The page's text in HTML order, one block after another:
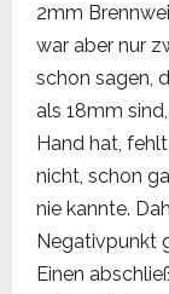
2mm
war aber nur
schon sagen,
als 18mm
Hand hat,
nicht, schon
nie kannte.
Negativpunkt
Einen